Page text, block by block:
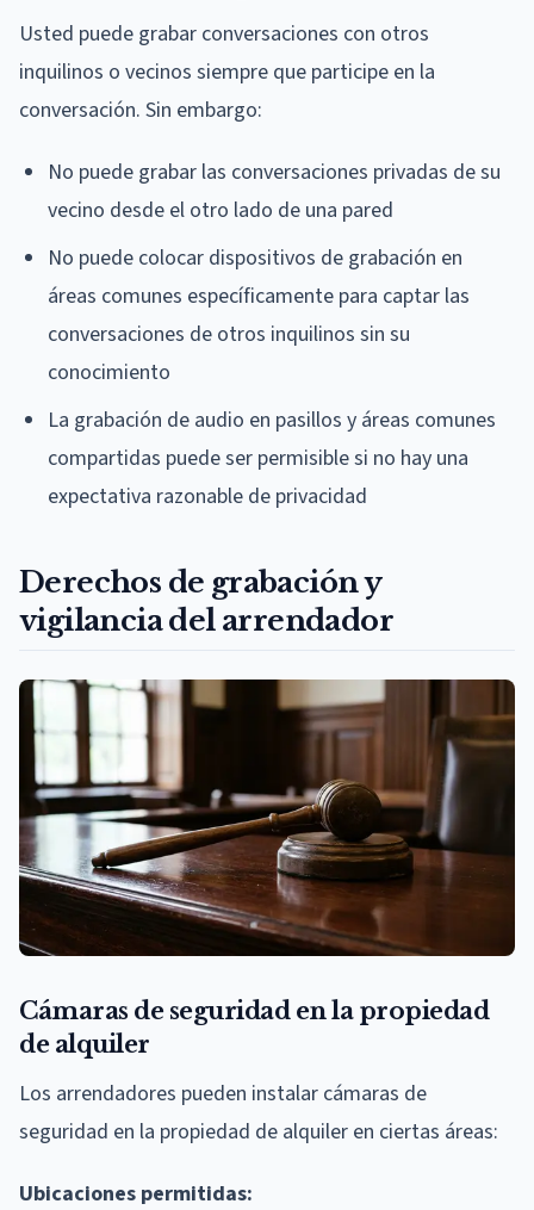
Usted puede grabar conversaciones con otros
inquilinos o vecinos siempre que participe en la
conversación. Sin embargo:
No puede grabar las conversaciones privadas de su
vecino desde el otro lado de una pared
No puede colocar dispositivos de grabación en
áreas comunes específicamente para captar las
conversaciones de otros inquilinos sin su
conocimiento
La grabación de audio en pasillos y áreas comunes
compartidas puede ser permisible si no hay una
expectativa razonable de privacidad
Derechos de grabación y
vigilancia del arrendador
Cámaras de seguridad en la propiedad
de alquiler
Los arrendadores pueden instalar cámaras de
seguridad en la propiedad de alquiler en ciertas áreas:
Ubicaciones permitidas: